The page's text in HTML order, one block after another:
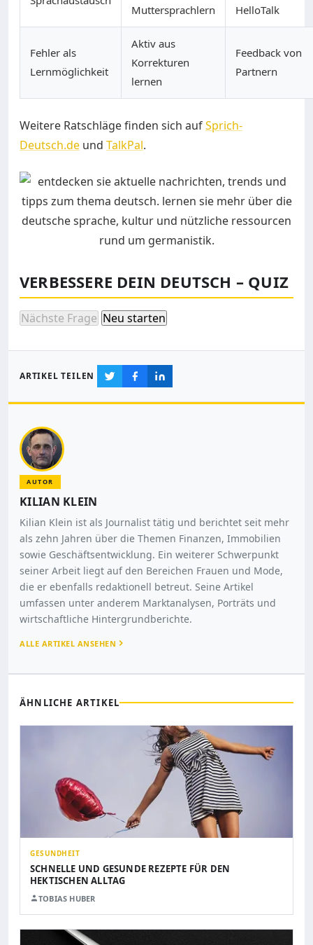
Muttersprachlern
HelloTalk
Fehler als
Lernmöglichkeit
Aktiv aus
Korrekturen
lernen
Feedback von
Partnern
Weitere Ratschläge finden sich aufSprich-
Deutsch.de und TalkPal.
VERBESSERE DEIN DEUTSCH – QUIZ
Nächste Frage Neu starten
ARTIKEL TEILEN
AUTOR
KILIAN KLEIN
Kilian Klein ist als Journalist tätig und berichtet seit mehr
als zehn Jahren über die Themen Finanzen, Immobilien
sowie Geschäftsentwicklung. Ein weiterer Schwerpunkt
seiner Arbeit liegt auf den Bereichen Frauen und Mode,
die er ebenfalls redaktionell betreut. Seine Artikel
umfassen unter anderem Marktanalysen, Porträts und
wirtschaftliche Hintergrundberichte.
ALLE ARTIKEL ANSEHEN
ÄHNLICHE ARTIKEL
GESUNDHEIT
SCHNELLE UND GESUNDE REZEPTE FÜR DEN
HEKTISCHEN ALLTAG
TOBIAS HUBER